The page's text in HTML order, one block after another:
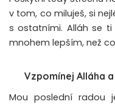
v tom, co miluješ, si
s ostatními. Alláh se
mnohem lepším, než
Vzpomínej Alláha
Mou poslední radou